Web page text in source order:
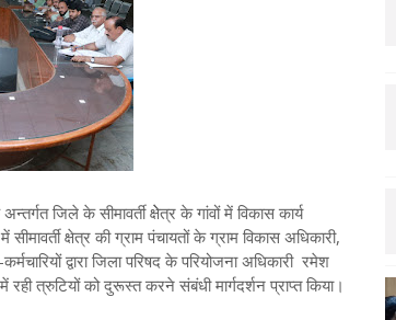
जिले के सीमावर्ती क्षेेत्र के गांवों में विकास कार्य
क्षेत्र की ग्राम पंचायतों के ग्राम विकास अधिकारी,
द्वारा जिला परिषद के परियोजना अधिकारी रमेश
रही त्रुटियों को दुरूस्त करने संबंधी मार्गदर्शन प्राप्त किया।